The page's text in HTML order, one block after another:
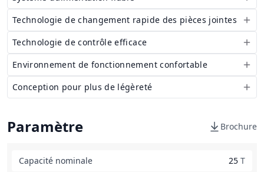
Technologie de changement rapide des pièces jointes
Technologie de contrôle efficace
Environnement de fonctionnement confortable
Conception pour plus de légèreté
Paramètre Brochure
Capacité nominale 25 T